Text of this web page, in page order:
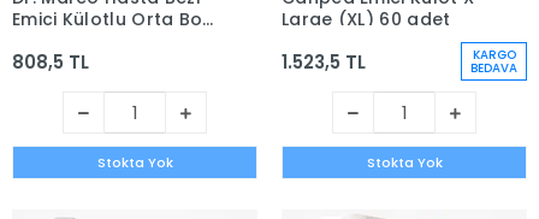
Emici Külotlu Orta Boy
808,5 TL
Stokta Yok
Large (XL) 60 adet
1.523,5 TL KARGO
BEDAVA
Stokta Yok